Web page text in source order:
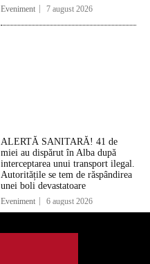
Eveniment 7 august 2026
ALERTĂ SANITARĂ! 41 de
miei au dispărut în Alba după
interceptarea unui transport ilegal.
Autoritățile se tem de răspândirea
unei boli devastatoare
Eveniment 6 august 2026